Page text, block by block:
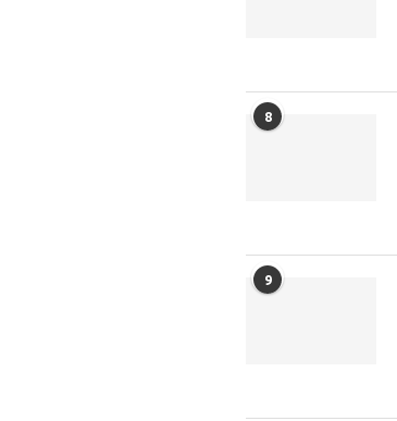
8
9